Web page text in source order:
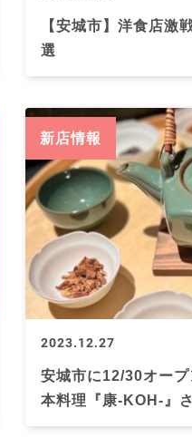
【安城市】洋食店激
選
新店情報
2023.12.27
安城市に12/30オープ
本料理『康-KOH-』